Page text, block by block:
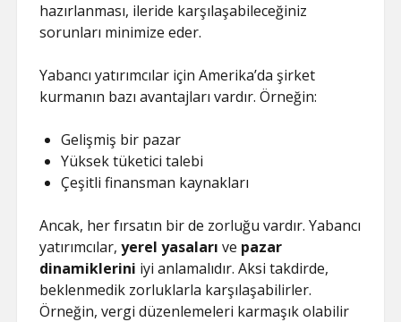
hazırlanması, ileride karşılaşabileceğiniz
sorunları minimize eder.
Yabancı yatırımcılar için Amerika’da şirket
kurmanın bazı avantajları vardır. Örneğin:
Gelişmiş bir pazar
Yüksek tüketici talebi
Çeşitli finansman kaynakları
Ancak, her fırsatın bir de zorluğu vardır. Yabancı
yatırımcılar,yerel yasaları ve pazar
dinamiklerini iyi anlamalıdır. Aksi takdirde,
beklenmedik zorluklarla karşılaşabilirler.
Örneğin, vergi düzenlemeleri karmaşık olabilir